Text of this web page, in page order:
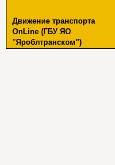
Движение транспорта
OnLine (ГБУ ЯО
"Яроблтранском")